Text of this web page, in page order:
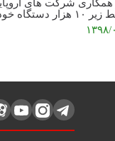
طبیعی است.